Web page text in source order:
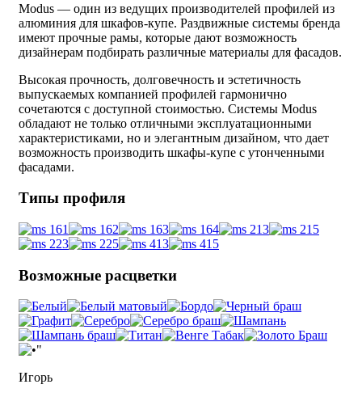
Modus — один из ведущих производителей профилей из
алюминия для шкафов-купе. Раздвижные системы бренда
имеют прочные рамы, которые дают возможность
дизайнерам подбирать различные материалы для фасадов.
Высокая прочность, долговечность и эстетичность
выпускаемых компанией профилей гармонично
сочетаются с доступной стоимостью. Системы Modus
обладают не только отличными эксплуатационными
характеристиками, но и элегантным дизайном, что дает
возможность производить шкафы-купе с утонченными
фасадами.
Типы профиля
Возможные расцветки
Игорь